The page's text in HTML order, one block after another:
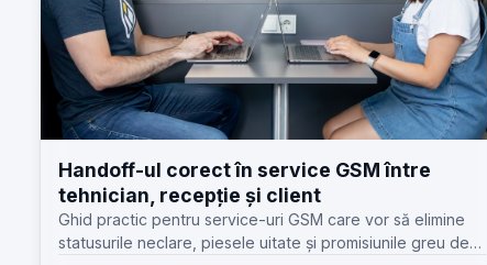
Handoff-ul corect în service GSM între
tehnician, recepție și client
Ghid practic pentru service-uri GSM care vor să elimine
statusurile neclare, piesele uitate și promisiunile greu de